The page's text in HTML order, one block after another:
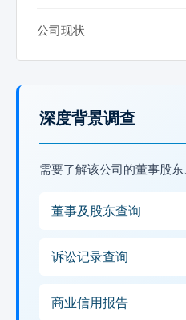
公司现状
深度背景调查
需要了解该公司的董事股
董事及股东查询
诉讼记录查询
商业信用报告